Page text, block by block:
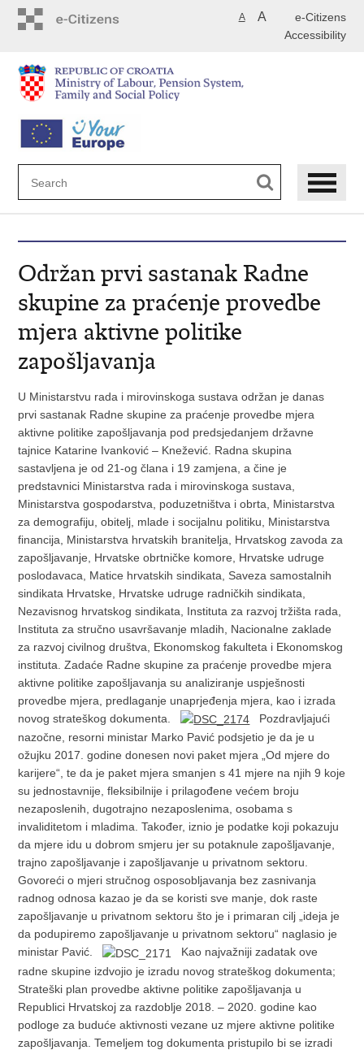
e-Citizens
A A
Accessibility
Održan prvi sastanak Radne
skupine za praćenje provedbe
mjera aktivne politike
zapošljavanja
U Ministarstvu rada i mirovinskoga sustava održan je danas
prvi sastanak Radne skupine za praćenje provedbe mjera
aktivne politike zapošljavanja pod predsjedanjem državne
tajnice Katarine Ivanković – Knežević. Radna skupina
sastavljena je od 21-og člana i 19 zamjena, a čine je
predstavnici Ministarstva rada i mirovinskoga sustava,
Ministarstva gospodarstva, poduzetništva i obrta, Ministarstva
za demografiju, obitelj, mlade i socijalnu politiku, Ministarstva
financija, Ministarstva hrvatskih branitelja, Hrvatskog zavoda za
zapošljavanje, Hrvatske obrtničke komore, Hrvatske udruge
poslodavaca, Matice hrvatskih sindikata, Saveza samostalnih
sindikata Hrvatske, Hrvatske udruge radničkih sindikata,
Nezavisnog hrvatskog sindikata, Instituta za razvoj tržišta rada,
Instituta za stručno usavršavanje mladih, Nacionalne zaklade
za razvoj civilnog društva, Ekonomskog fakulteta i Ekonomskog
instituta. Zadaće Radne skupine za praćenje provedbe mjera
aktivne politike zapošljavanja su analiziranje uspješnosti
provedbe mjera, predlaganje unaprjeđenja mjera, kao i izrada
novog strateškog dokumenta.
Pozdravljajući
nazočne, resorni ministar Marko Pavić podsjetio je da je u
ožujku 2017. godine donesen novi paket mjera „Od mjere do
karijere“, te da je paket mjera smanjen s 41 mjere na njih 9 koje
su jednostavnije, fleksibilnije i prilagođene većem broju
nezaposlenih, dugotrajno nezaposlenima, osobama s
invaliditetom i mladima. Također, iznio je podatke koji pokazuju
da mjere idu u dobrom smjeru jer su potaknule zapošljavanje,
trajno zapošljavanje i zapošljavanje u privatnom sektoru.
Govoreći o mjeri stručnog osposobljavanja bez zasnivanja
radnog odnosa kazao je da se koristi sve manje, dok raste
zapošljavanje u privatnom sektoru što je i primaran cilj „ideja je
da podupiremo zapošljavanje u privatnom sektoru“ naglasio je
ministar Pavić.
Kao najvažniji zadatak ove
radne skupine izdvojio je izradu novog strateškog dokumenta;
Strateški plan provedbe aktivne politike zapošljavanja u
Republici Hrvatskoj za razdoblje 2018. – 2020. godine kao
podloge za buduće aktivnosti vezane uz mjere aktivne politike
zapošljavanja. Temeljem tog dokumenta pristupilo bi se izradi